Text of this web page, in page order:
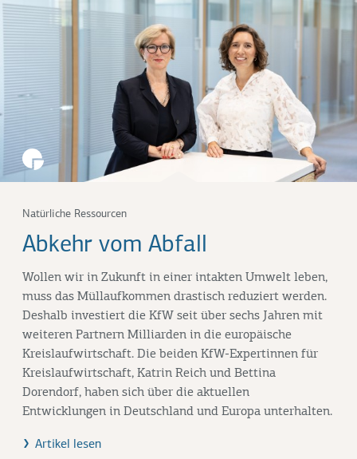
Natürliche Ressourcen
Abkehr vom Abfall
Wollen wir in Zukunft in einer intakten Umwelt leben,
muss das Müllaufkommen drastisch reduziert werden.
Deshalb investiert die KfW seit über sechs Jahren mit
weiteren Partnern Milliarden in die europäische
Kreislaufwirtschaft. Die beiden KfW-Expertinnen für
Kreislaufwirtschaft, Katrin Reich und Bettina
Dorendorf, haben sich über die aktuellen
Entwicklungen in Deutschland und Europa unterhalten.
Artikel lesen